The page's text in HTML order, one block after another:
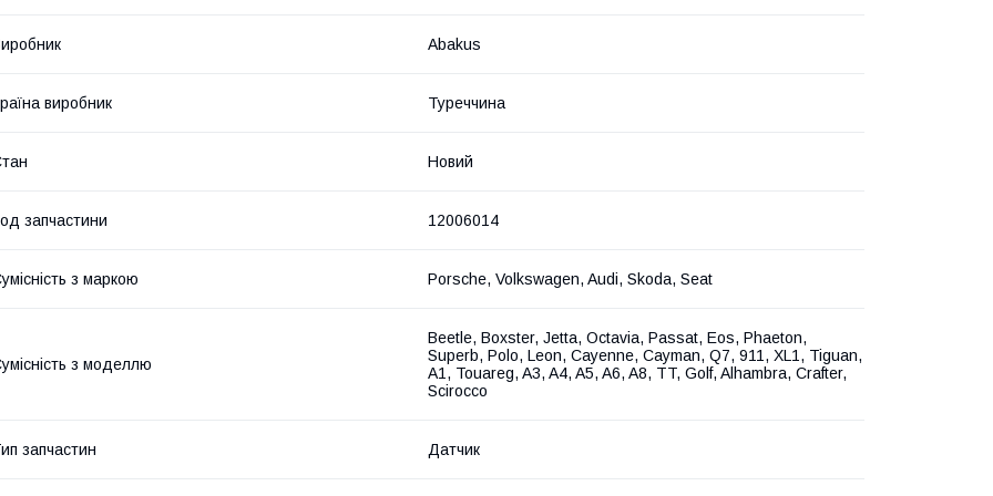
Abakus
виробник Туреччина
Новий
запчастини 12006014
з маркою Porsche, Volkswagen, Audi, Skoda, Seat
з моделлю
Beetle, Boxster, Jetta, Octavia, Passat, Eos, Phaeton,
Superb, Polo, Leon, Cayenne, Cayman, Q7, 911, XL1, Tiguan,
A1, Touareg, A3, A4, A5, A6, A8, TT, Golf, Alhambra, Crafter,
Scirocco
запчастин Датчик